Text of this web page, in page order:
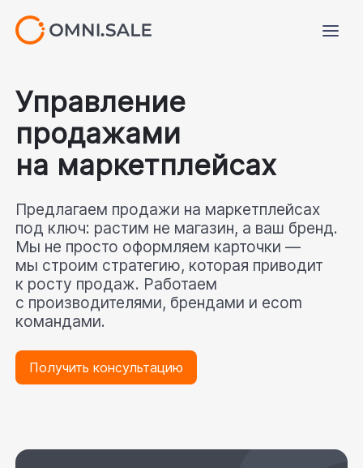
Управление
продажами
на маркетплейсах
Предлагаем продажи на маркетплейсах
под ключ: растим не магазин, а ваш бренд.
Мы не просто оформляем карточки —
мы строим стратегию, которая приводит
к росту продаж. Работаем
с производителями, брендами и ecom
командами.
Получить консультацию